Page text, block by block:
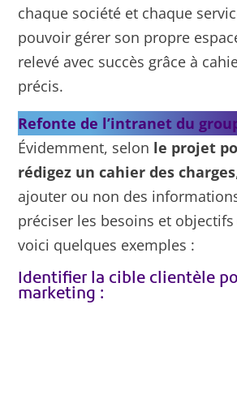
chaque société et chaque
pouvoir gérer son propre
relevé avec succès grâce à
précis.
Refonte de l’intranet du
Évidemment, selon le projet
rédigez un cahier des charges
ajouter ou non des
préciser les besoins et
voici quelques exemples :
Identifier la cible clientèle
marketing :